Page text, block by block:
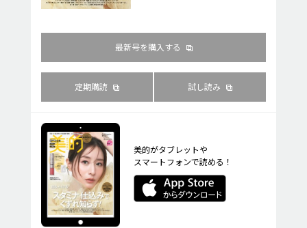
最新号を購入する
定期購読 試し読み
美的がタブレットや
スマートフォンで読める！